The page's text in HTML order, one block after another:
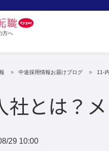
方へ
中途採用情報お届けブログ 11-
社とは？
29 10:00